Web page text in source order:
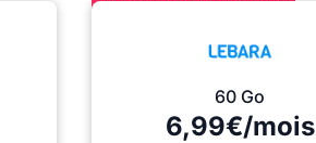
60 Go
6,99€/mois